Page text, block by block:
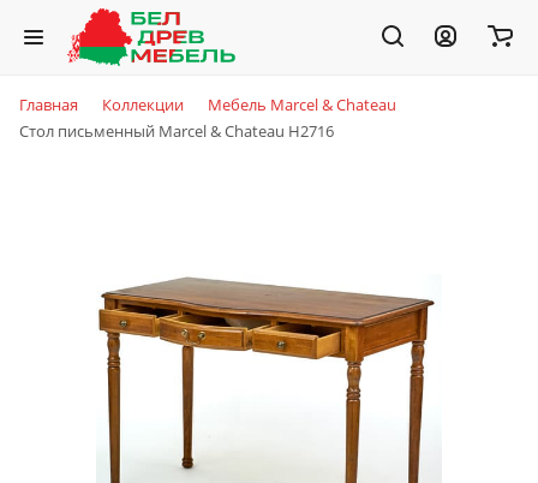
Главная Коллекции
Мебель Marcel & Chateau
Стол письменный Marcel & Chateau H2716